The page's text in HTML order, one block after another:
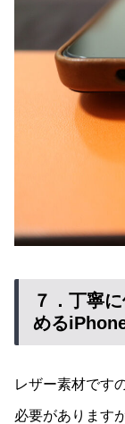
７．丁寧
める
レザー素材です
必要があります